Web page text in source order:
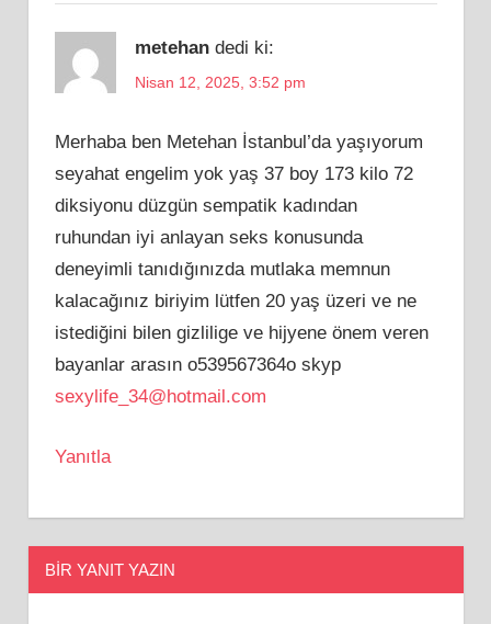
metehan dedi ki:
Nisan 12, 2025, 3:52 pm
Merhaba ben Metehan İstanbul’da yaşıyorum
seyahat engelim yok yaş 37 boy 173 kilo 72
diksiyonu düzgün sempatik kadından
ruhundan iyi anlayan seks konusunda
deneyimli tanıdığınızda mutlaka memnun
kalacağınız biriyim lütfen 20 yaş üzeri ve ne
istediğini bilen gizlilige ve hijyene önem veren
bayanlar arasın o539567364o skyp
sexylife_34@hotmail.com
Yanıtla
BIR YANIT YAZIN